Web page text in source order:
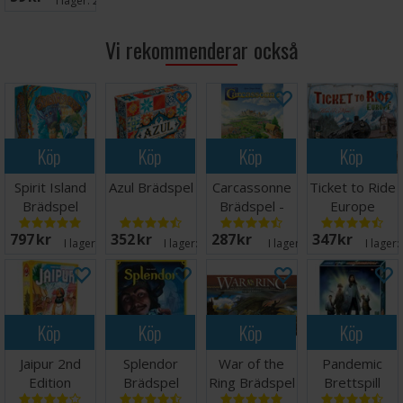
Ålder: 7+
Språk: Engelska
livslängden på korten i detta spel. Lämpliga kortskydd
hittar duhär (12 kort).
Vi rekommenderar också
Köp
Spirit Island
Brädspel
797 SEK I lager: 20+
Köp
Azul Brädspel
352 SEK I lager: 20+
Köp
Carcassonne
Brädspel -
Svensk
287 SEK I lager: 18
Köp
Ticket to Ride
Europe
Brädspel
347 SEK I lager:
Köp
Jaipur 2nd
Edition
Köp
Splendor
Brädspel
Köp
War of the
Ring Brädspel
Köp
Pandemic
Brettspill